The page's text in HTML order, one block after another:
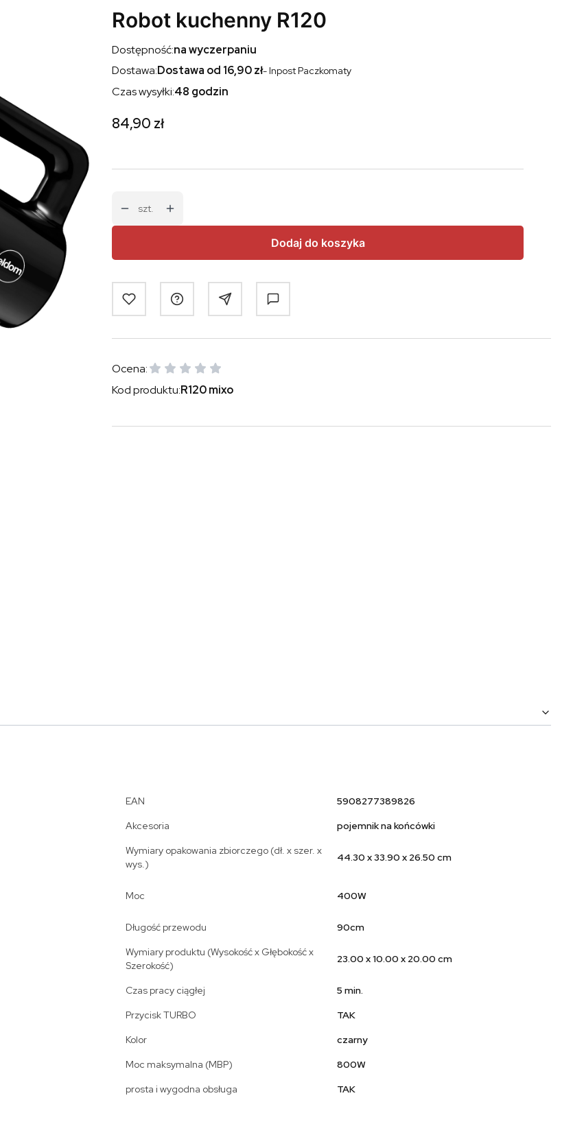
Robot kuchenny R120
Dostępność:na wyczerpaniu
Dostawa:Dostawa od 16,90 zł- Inpost Paczkomaty
Czas wysyłki:48 godzin
Cena
84,90 zł
szt.
Dodaj do koszyka
Ocena:
Kod produktu:R120 mixo
EAN
5908277389826
Akcesoria pojemnik na końcówki
Wymiary opakowania zbiorczego (dł. x szer. x
wys.)
44.30 x 33.90 x 26.50 cm
Moc 400W
Długość przewodu 90cm
Wymiary produktu (Wysokość x Głębokość x
Szerokość)
23.00 x 10.00 x 20.00 cm
Czas pracy ciągłej
5 min.
Przycisk TURBO
TAK
Kolor
czarny
Moc maksymalna (MBP)
800W
prosta i wygodna obsługa TAK